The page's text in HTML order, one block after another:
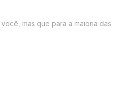
mas que para a maioria das